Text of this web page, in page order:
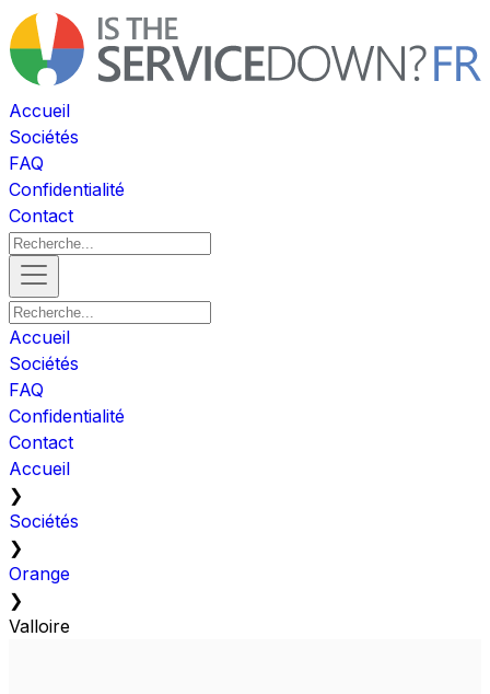
Accueil
Sociétés
FAQ
Confidentialité
Contact
Accueil
Sociétés
FAQ
Confidentialité
Contact
Accueil
❯
Sociétés
❯
Orange
❯
Valloire